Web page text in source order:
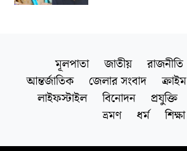
মূলপাতা জাতীয় রাজনীতি
আন্তর্জাতিক
জেলার সংবাদ ক্রাইম
লাইফস্টাইল
বিনোদন প্রযুক্তি
ভ্রমণ
ধর্ম শিক্ষা